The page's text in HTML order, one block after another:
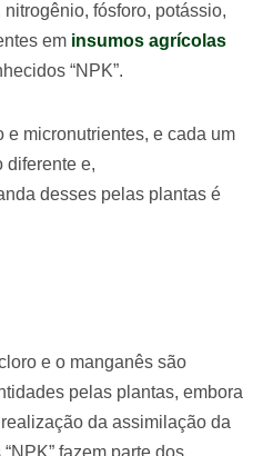
fósforo, potássio,
em insumos agrícolas
“NPK”.
e micronutrientes, e cada um
diferente e,
desses pelas plantas é
e o manganês são
pelas plantas, embora
da assimilação da